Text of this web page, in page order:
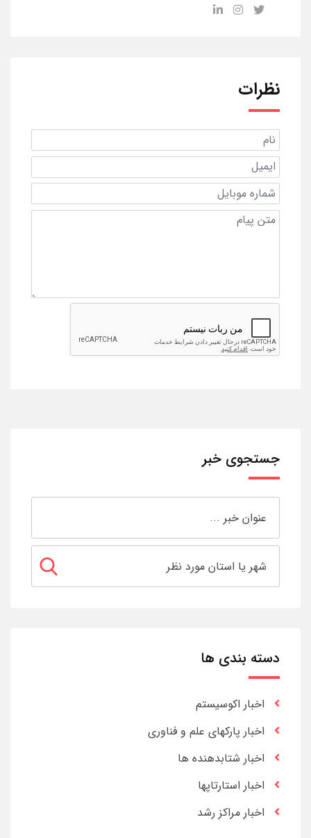
نظرات
جستجوی خبر
دسته بندی ها
اخبار اکوسیستم
اخبار پارکهای علم و فناوری
اخبار شتابدهنده ها
اخبار استارتاپها
اخبار مراکز رشد